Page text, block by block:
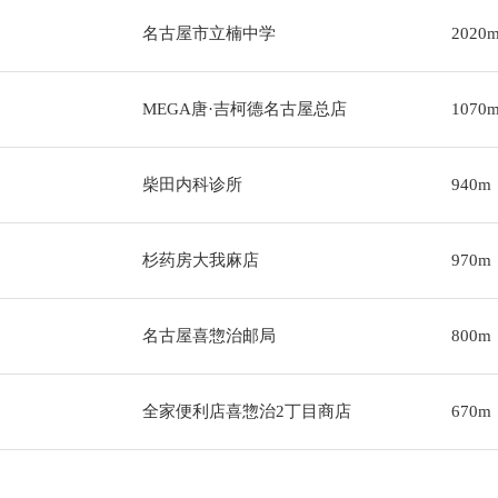
名古屋市立楠中学
MEGA唐·吉柯德名古屋总店
柴田内科诊所 940m
杉药房大我麻店 970m
名古屋喜惣治邮局 800m
全家便利店喜惣治2丁目商店 670m